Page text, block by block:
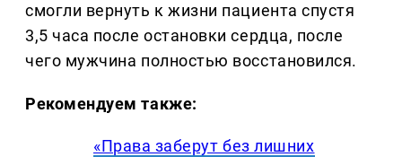
смогли вернуть к жизни пациента спустя
3,5 часа после остановки сердца, после
чего мужчина полностью восстановился.
Рекомендуем также:
«Права заберут без лишних